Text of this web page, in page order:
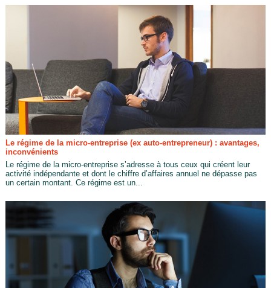
Le régime de la micro-entreprise (ex auto-entrepreneur) : avantages,
inconvénients
Le régime de la micro-entreprise s’adresse à tous ceux qui créent leur
activité indépendante et dont le chiffre d’affaires annuel ne dépasse pas
un certain montant. Ce régime est un...